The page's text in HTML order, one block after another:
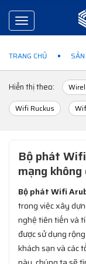
Toggle
navigation
TRANG CHỦ
Hiển thị theo:
Wifi Ruckus
Bộ phát
mạng
Bộ phát Wifi
trong việc xây
nghệ tiên tiến và
được sử dụng
khách sạn và các